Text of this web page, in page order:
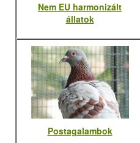
Nem EU harmonizált
állatok
Postagalambok